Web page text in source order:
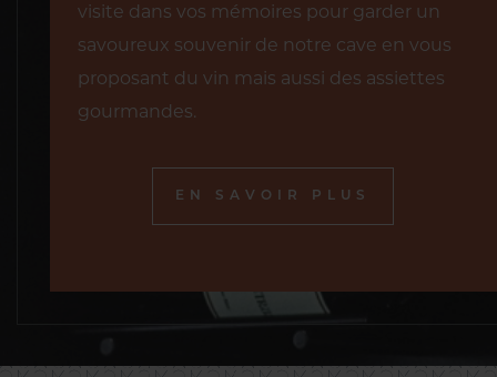
visite dans vos mémoires pour garder un
savoureux souvenir de notre cave en vous
proposant du vin mais aussi des assiettes
gourmandes.
EN SAVOIR PLUS